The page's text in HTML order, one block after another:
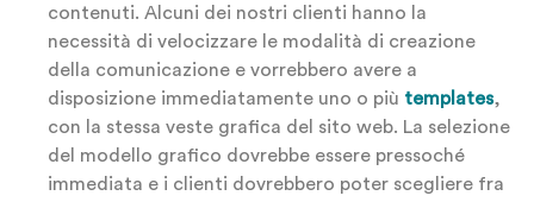
contenuti. Alcuni dei nostri clienti hanno la
necessità di velocizzare le modalità di creazione
della comunicazione e vorrebbero avere a
disposizione immediatamente uno o più templates,
con la stessa veste grafica del sito web. La selezione
del modello grafico dovrebbe essere pressoché
immediata e i clienti dovrebbero poter scegliere fra